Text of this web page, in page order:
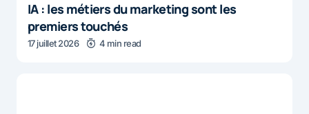
IA : les métiers du marketing sont les
premiers touchés
17 juillet 2026 4 min read